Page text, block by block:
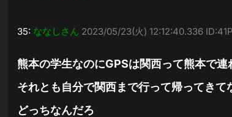
35: ななしさん 2023/05/23(火) 12:12:40.336
熊本の学生なのにGPSは関西って熊本で
それとも自分で関西まで行って帰ってきて
どっちなんだろ